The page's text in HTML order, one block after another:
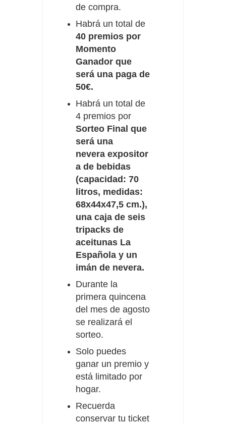
de compra.
Habrá un total de
40 premios por
Momento
Ganador que
será una paga de
50€.
Habrá un total de
4 premios por
Sorteo Final que
será una
nevera expositor
a de bebidas
(capacidad: 70
litros, medidas:
68x44x47,5 cm.),
una caja de seis
tripacks de
aceitunas La
Española y un
imán de nevera.
Durante la
primera quincena
del mes de agosto
se realizará el
sorteo.
Solo puedes
ganar un premio y
está limitado por
hogar.
Recuerda
conservar tu ticket